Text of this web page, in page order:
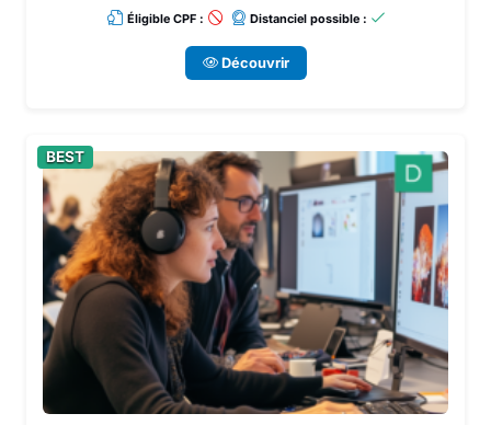
Éligible CPF : Distanciel possible :
Découvrir
BEST